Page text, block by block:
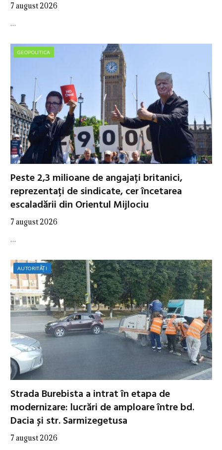
7 august 2026
…
GEOPOLITICA
Peste 2,3 milioane de angajați britanici,
reprezentați de sindicate, cer încetarea
escaladării din Orientul Mijlociu
7 august 2026
…
AUTORITĂȚI
Strada Burebista a intrat în etapa de
modernizare: lucrări de amploare între bd.
Dacia și str. Sarmizegetusa
7 august 2026